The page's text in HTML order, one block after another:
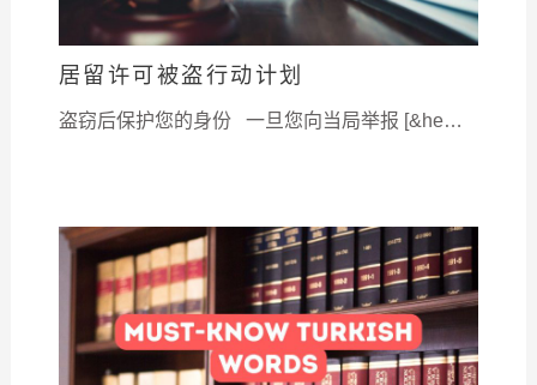
居留许可被盗行动计划
盗窃后保护您的身份 一旦您向当局举报 [&he…